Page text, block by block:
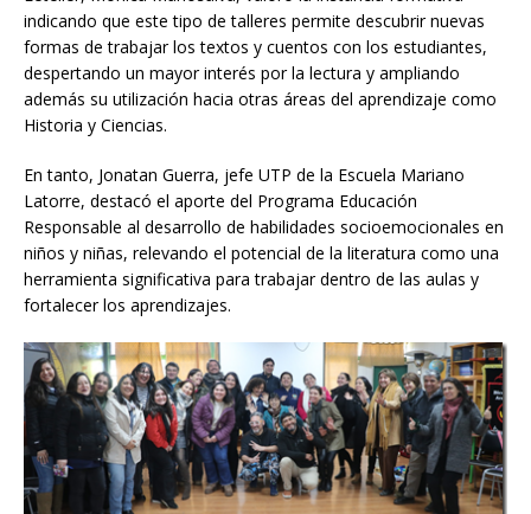
indicando que este tipo de talleres permite descubrir nuevas
formas de trabajar los textos y cuentos con los estudiantes,
despertando un mayor interés por la lectura y ampliando
además su utilización hacia otras áreas del aprendizaje como
Historia y Ciencias.
En tanto, Jonatan Guerra, jefe UTP de la Escuela Mariano
Latorre, destacó el aporte del Programa Educación
Responsable al desarrollo de habilidades socioemocionales en
niños y niñas, relevando el potencial de la literatura como una
herramienta significativa para trabajar dentro de las aulas y
fortalecer los aprendizajes.